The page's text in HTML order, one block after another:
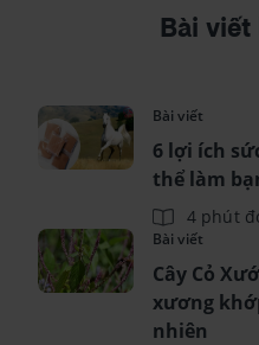
Bài
Bài viết
6 lợi ích
thể làm
4 phút
Bài viết
Cây Cỏ
xương
nhiên